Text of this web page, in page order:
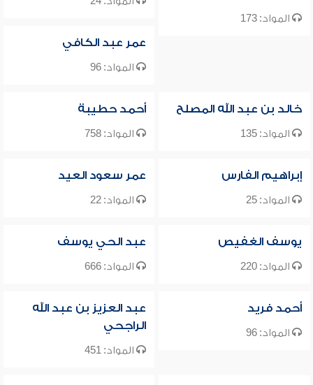
المواد: 173
عمر عبد الكافي
المواد: 96
خالد بن عبد الله المصلح
المواد: 135
أحمد حطيبة
المواد: 758
إبراهيم الفارس
المواد: 25
عمر سعود العيد
المواد: 22
يوسف الغفيص
المواد: 220
عبد الحي يوسف
المواد: 666
أحمد فريد
المواد: 96
عبد العزيز بن عبد الله
الراجحي
المواد: 451